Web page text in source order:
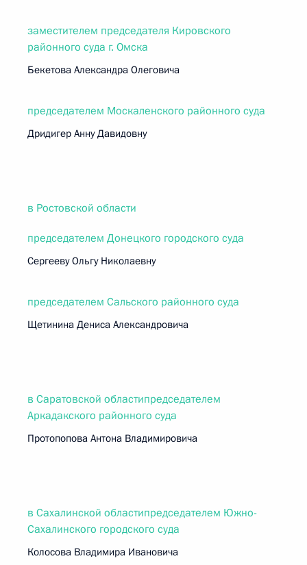
заместителем председателя Кировского
районного суда г. Омска
Бекетова Александра Олеговича
председателем Москаленского районного суда
Дридигер Анну Давидовну
в Ростовской области
председателем Донецкого городского суда
Сергееву Ольгу Николаевну
председателем Сальского районного суда
Щетинина Дениса Александровича
в Саратовской областипредседателем
Аркадакского районного суда
Протопопова Антона Владимировича
в Сахалинской областипредседателем Южно-
Сахалинского городского суда
Колосова Владимира Ивановича